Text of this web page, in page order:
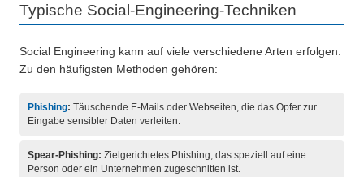
Typische Social-Engineering-Techniken
Social Engineering kann auf viele verschiedene Arten erfolgen.
Zu den häufigsten Methoden gehören:
Phishing: Täuschende E-Mails oder Webseiten, die das Opfer zur
Eingabe sensibler Daten verleiten.
Spear-Phishing: Zielgerichtetes Phishing, das speziell auf eine
Person oder ein Unternehmen zugeschnitten ist.